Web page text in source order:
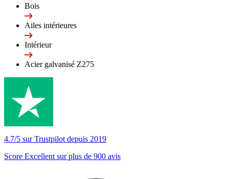
Bois
Ailes intérieures
Intérieur
Acier galvanisé Z275
4.7/5 sur Trustpilot depuis 2019
Score Excellent sur plus de 900 avis